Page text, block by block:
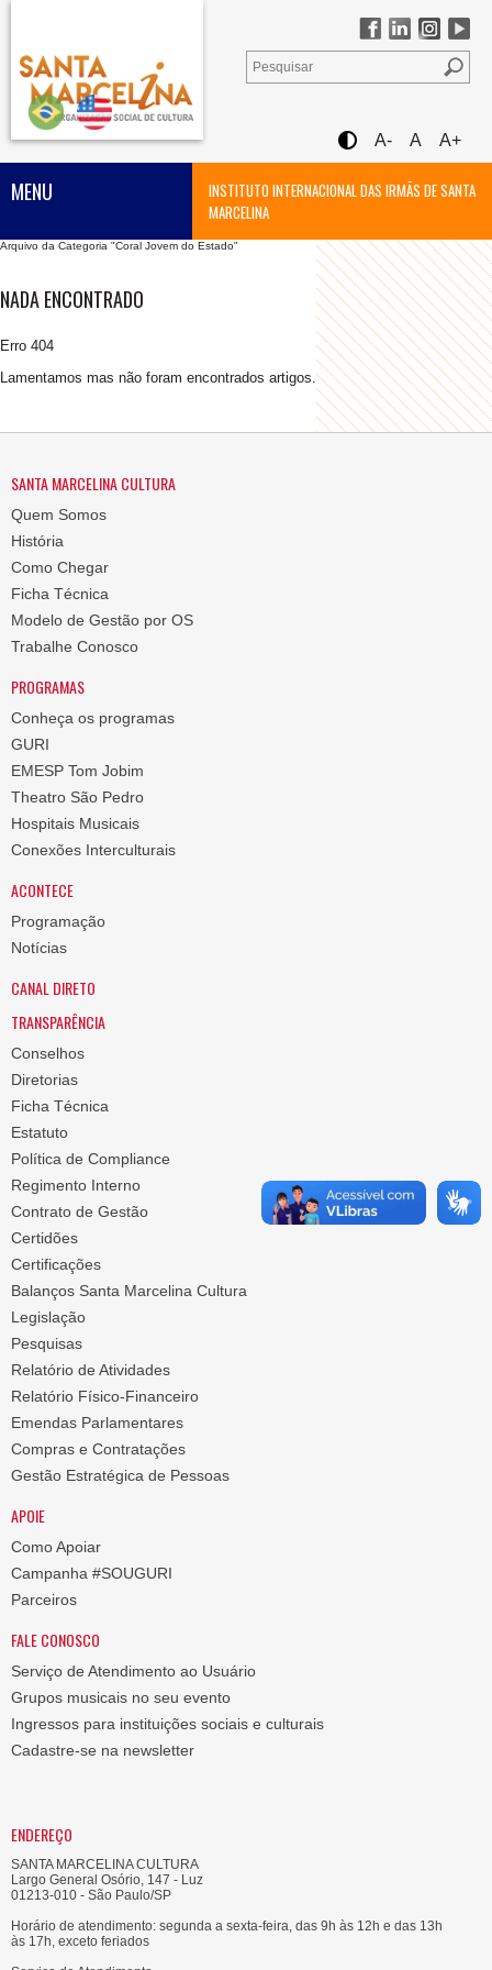
A- A A+
INSTITUTO INTERNACIONAL DAS IRMÃS DE SANTA
MARCELINA
MENU
Arquivo da Categoria "Coral Jovem do Estado"
NADA ENCONTRADO
Erro 404
Lamentamos mas não foram encontrados artigos.
SANTA MARCELINA CULTURA
Quem Somos
História
Como Chegar
Ficha Técnica
Modelo de Gestão por OS
Trabalhe Conosco
PROGRAMAS
Conheça os programas
GURI
EMESP Tom Jobim
Theatro São Pedro
Hospitais Musicais
Conexões Interculturais
ACONTECE
Programação
Notícias
CANAL DIRETO
TRANSPARÊNCIA
Conselhos
Diretorias
Ficha Técnica
Estatuto
Política de Compliance
Regimento Interno
Contrato de Gestão
Certidões
Certificações
Balanços Santa Marcelina Cultura
Legislação
Pesquisas
Relatório de Atividades
Relatório Físico-Financeiro
Emendas Parlamentares
Compras e Contratações
Gestão Estratégica de Pessoas
APOIE
Como Apoiar
Campanha #SOUGURI
Parceiros
FALE CONOSCO
Serviço de Atendimento ao Usuário
Grupos musicais no seu evento
Ingressos para instituições sociais e culturais
Cadastre-se na newsletter
ENDEREÇO
SANTA MARCELINA CULTURA
Largo General Osório, 147 - Luz
01213-010 - São Paulo/SP
Horário de atendimento: segunda a sexta-feira, das 9h às 12h e das 13h
às 17h, exceto feriados